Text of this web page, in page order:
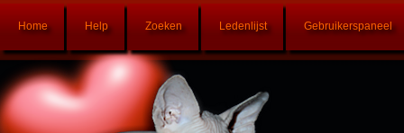
Home Help Zoeken Ledenlijst Gebruikerspaneel